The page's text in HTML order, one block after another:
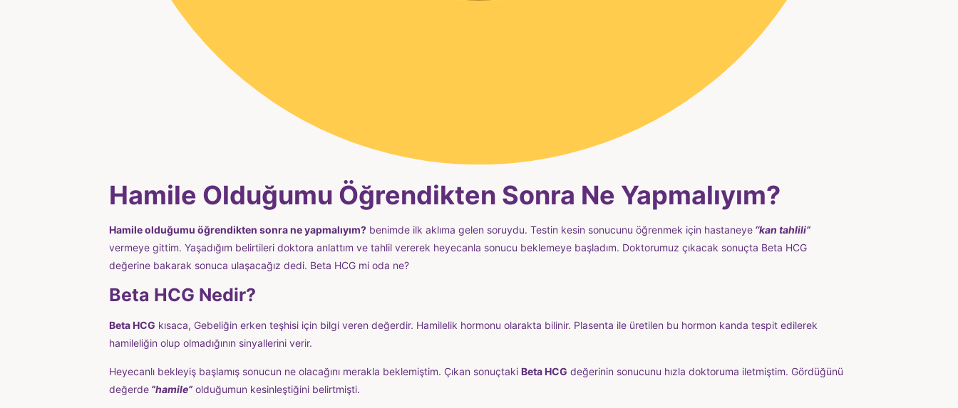
Hamile Olduğumu Öğrendikten Sonra Ne Yapmalıyım?
Hamile olduğumu öğrendikten sonra ne yapmalıyım?benimde ilk aklıma gelen soruydu. Testin kesin sonucunu öğrenmek için hastaneye‘‘kan tahlili”
vermeye gittim. Yaşadığım belirtileri doktora anlattım ve tahlil vererek heyecanla sonucu beklemeye başladım. Doktorumuz çıkacak sonuçta Beta HCG
değerine bakarak sonuca ulaşacağız dedi. Beta HCG mi oda ne?
Beta HCG Nedir?
Beta HCG kısaca, Gebeliğin erken teşhisi için bilgi veren değerdir. Hamilelik hormonu olarakta bilinir. Plasenta ile üretilen bu hormon kanda tespit edilerek
hamileliğin olup olmadığının sinyallerini verir.
Heyecanlı bekleyiş başlamış sonucun ne olacağını merakla beklemiştim. Çıkan sonuçtaki Beta HCG değerinin sonucunu hızla doktoruma iletmiştim. Gördüğünü
değerde”hamile”olduğumun kesinleştiğini belirtmişti.